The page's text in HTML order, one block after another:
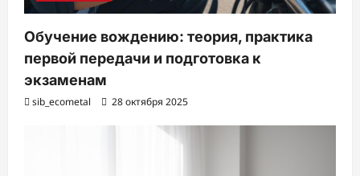
Обучение вождению: теория, практика
первой передачи и подготовка к
экзаменам
sib_ecometal 28 октября 2025